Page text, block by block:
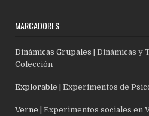
MARCADORES
Dinámicas Grupales | Dinámicas y
Colección
Explorable | Experimentos de
Verne | Experimentos sociales en